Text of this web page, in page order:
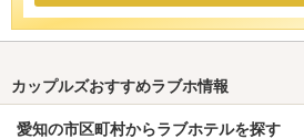
カップルズおすすめラブホ情報
愛知の市区町村からラブホテルを探す